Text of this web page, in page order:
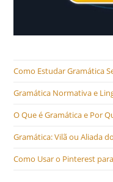
Como Estudar Gramática
Gramática Normativa e
O Que é Gramática e Por
Gramática: Vilã ou Aliada
Como Usar o Pinterest